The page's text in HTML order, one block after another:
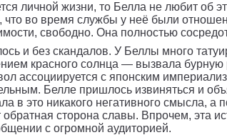
личной жизни, то Белла не любит об
что во время службы у неё были
свободно. Она полностью
и без скандалов. У Беллы много
красного солнца — вызвала бурную
ассоциируется с японским
Белле пришлось извиняться и
в это никакого негативного смысла, а
обратная сторона славы. Впрочем, эта
с огромной аудиторией.